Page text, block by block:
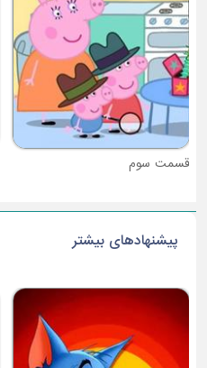
قسمت سوم
پیشنهادهای بیشتر